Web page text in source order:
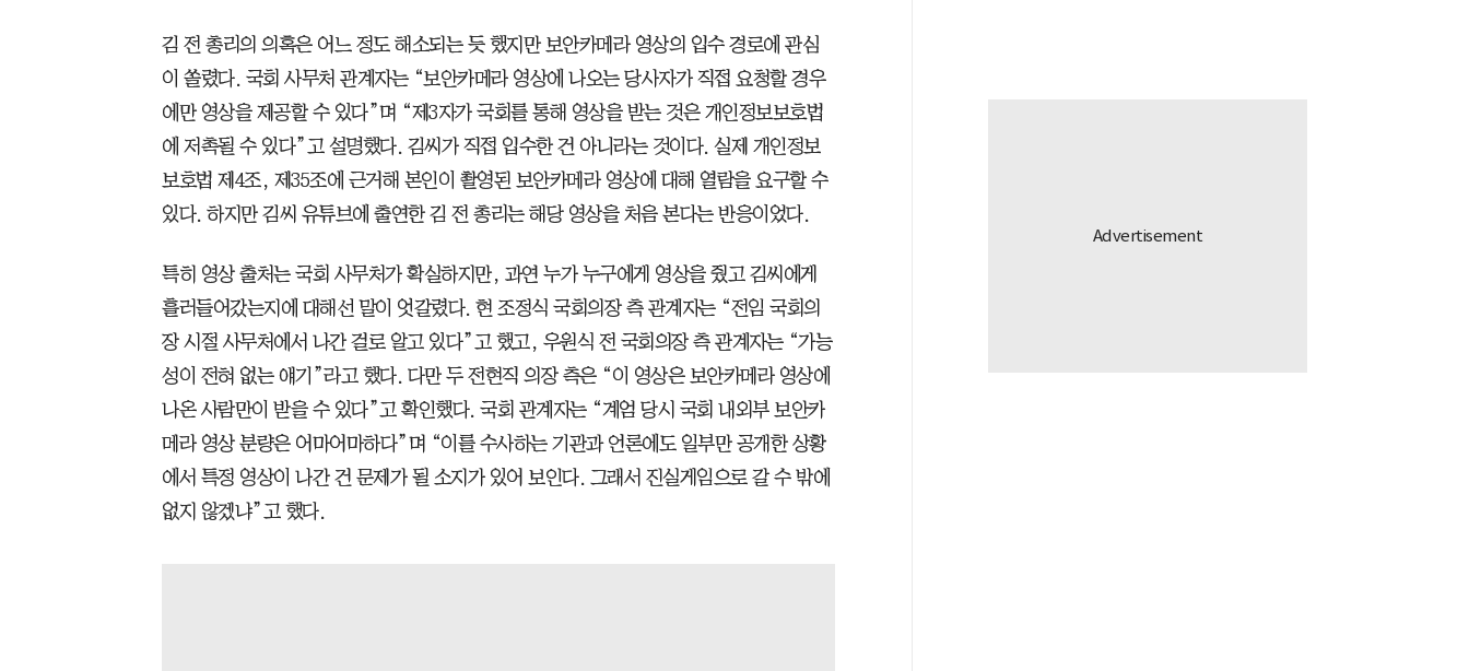
김 전 총리의 의혹은 어느 정도 해소되는 듯 했지만 보안카메라 영상의 입수 경로에 관심
이 쏠렸다. 국회 사무처 관계자는 “보안카메라 영상에 나오는 당사자가 직접 요청할 경우
에만 영상을 제공할 수 있다”며 “제3자가 국회를 통해 영상을 받는 것은 개인정보보호법
에 저촉될 수 있다”고 설명했다. 김씨가 직접 입수한 건 아니라는 것이다. 실제 개인정보
보호법 제4조, 제35조에 근거해 본인이 촬영된 보안카메라 영상에 대해 열람을 요구할 수
있다. 하지만 김씨 유튜브에 출연한 김 전 총리는 해당 영상을 처음 본다는 반응이었다.
특히 영상 출처는 국회 사무처가 확실하지만, 과연 누가 누구에게 영상을 줬고 김씨에게
흘러들어갔는지에 대해선 말이 엇갈렸다. 현 조정식 국회의장 측 관계자는 “전임 국회의
장 시절 사무처에서 나간 걸로 알고 있다”고 했고, 우원식 전 국회의장 측 관계자는 “가능
성이 전혀 없는 얘기”라고 했다. 다만 두 전현직 의장 측은 “이 영상은 보안카메라 영상에
나온 사람만이 받을 수 있다”고 확인했다. 국회 관계자는 “계엄 당시 국회 내외부 보안카
메라 영상 분량은 어마어마하다”며 “이를 수사하는 기관과 언론에도 일부만 공개한 상황
에서 특정 영상이 나간 건 문제가 될 소지가 있어 보인다. 그래서 진실게임으로 갈 수 밖에
없지 않겠냐”고 했다.